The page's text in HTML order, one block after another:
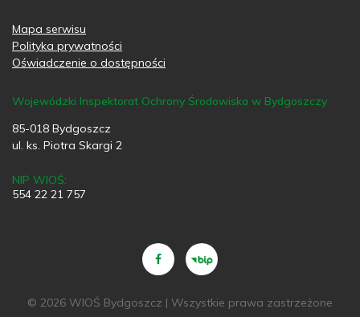
Mapa serwisu
Polityka prywatności
Oświadczenie o dostępności
Wojewódzki Inspektorat Ochrony Środowiska w Bydgoszczy
85-018 Bydgoszcz
ul. ks. Piotra Skargi 2
NIP WIOŚ:
554 22 21 757
© 2026 WIOŚ Bydgoszcz | Wszystkie prawa zastrzeżone